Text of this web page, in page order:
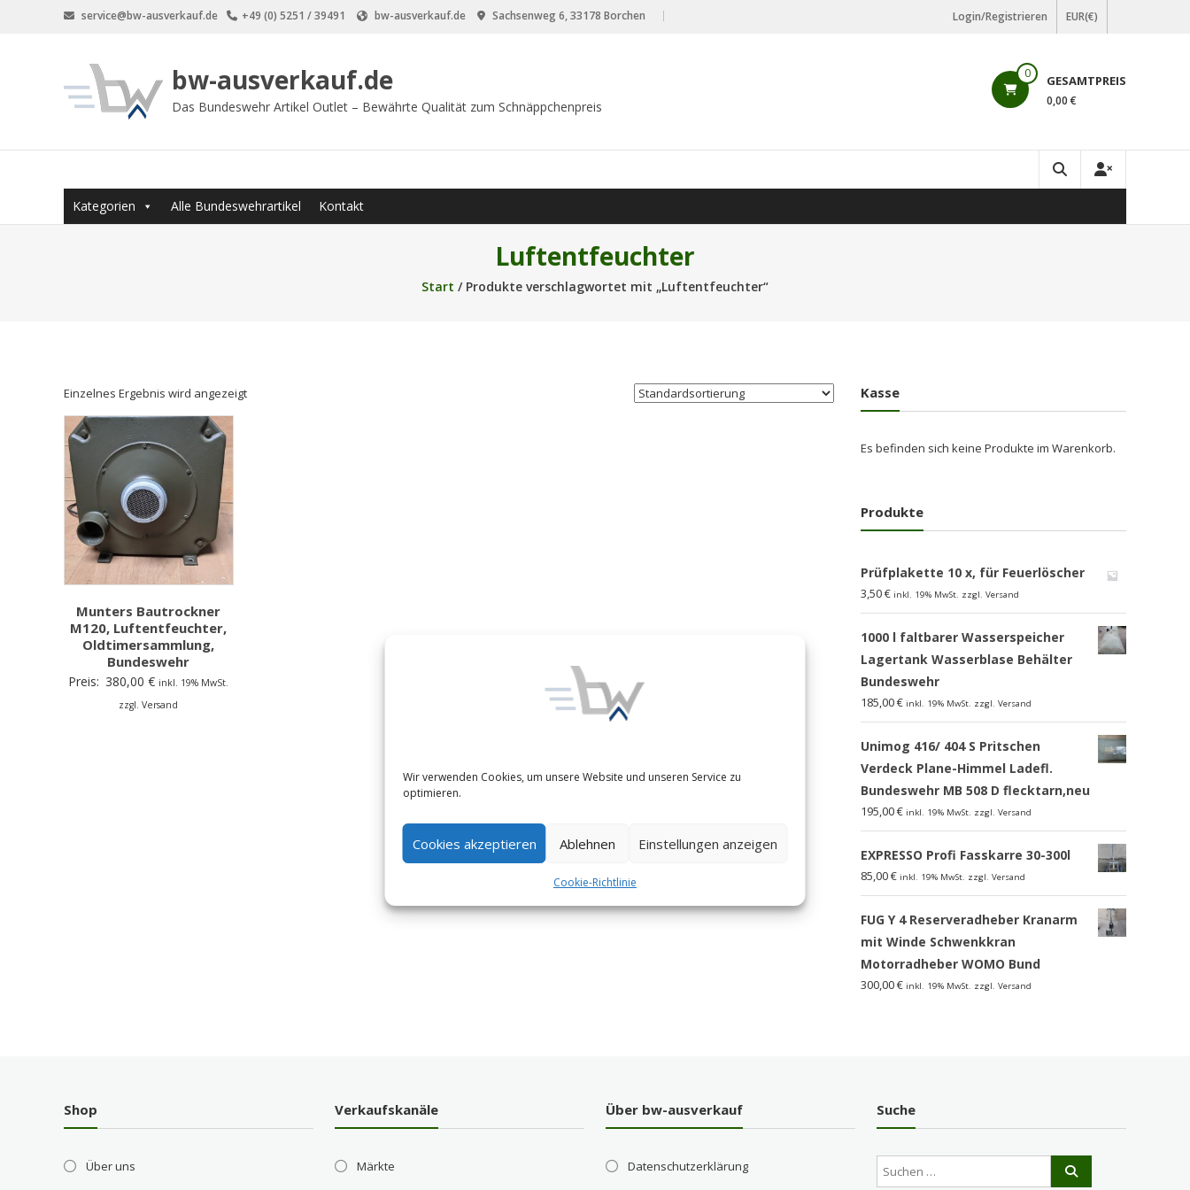
Wir verwenden Cookies, um unsere Website und unseren Service zu
optimieren.
Cookies akzeptieren Ablehnen Einstellungen anzeigen
Cookie-Richtlinie
service@bw-ausverkauf.de +49 (0) 5251 / 39491 bw-ausverkauf.de Sachsenweg 6, 33178 Borchen Login/Registrieren EUR(€)
bw-ausverkauf.de
Das Bundeswehr Artikel Outlet – Bewährte Qualität zum Schnäppchenpreis
0 GESAMTPREIS
0,00 €
Kategorien Alle Bundeswehrartikel Kontakt
Luftentfeuchter
Start / Produkte verschlagwortet mit „Luftentfeuchter“
Einzelnes Ergebnis wird angezeigt
Munters Bautrockner
M120, Luftentfeuchter,
Oldtimersammlung,
Bundeswehr
Preis: 380,00€ inkl. 19% MwSt.
zzgl. Versand
Kasse
Es befinden sich keine Produkte im Warenkorb.
Produkte
Prüfplakette 10 x, für Feuerlöscher
3,50€ inkl. 19% MwSt. zzgl. Versand
1000 l faltbarer Wasserspeicher
Lagertank Wasserblase Behälter
Bundeswehr
185,00€ inkl. 19% MwSt. zzgl. Versand
Unimog 416/ 404 S Pritschen
Verdeck Plane-Himmel Ladefl.
Bundeswehr MB 508 D flecktarn,neu
195,00€ inkl. 19% MwSt. zzgl. Versand
EXPRESSO Profi Fasskarre 30-300l
85,00€ inkl. 19% MwSt. zzgl. Versand
FUG Y 4 Reserveradheber Kranarm
mit Winde Schwenkkran
Motorradheber WOMO Bund
300,00€ inkl. 19% MwSt. zzgl. Versand
Shop
Über uns
Verkaufskanäle
Märkte
Über bw-ausverkauf
Datenschutzerklärung
Suche